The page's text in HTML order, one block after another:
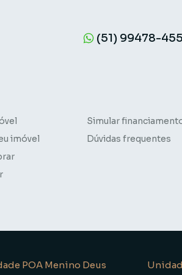
(51) 99478-
imóvel
Simular
Dúvidas frequentes
POA Menino Deus